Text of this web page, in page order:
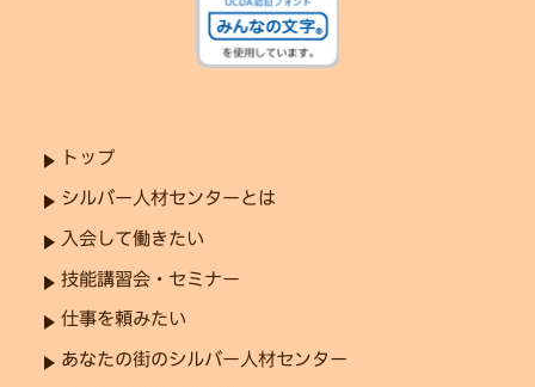
トップ
シルバー人材センターとは
入会して働きたい
技能講習会・セミナー
仕事を頼みたい
あなたの街のシルバー人材センター